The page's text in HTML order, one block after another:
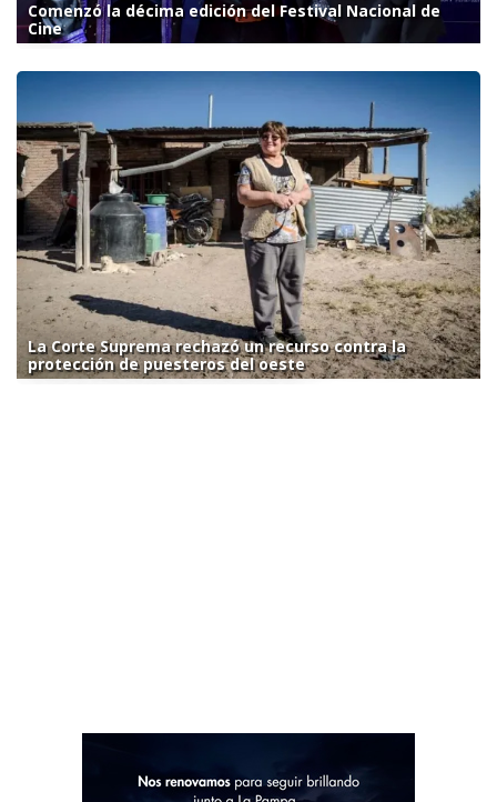
Comenzó la décima edición del Festival Nacional de
Cine
La Corte Suprema rechazó un recurso contra la
protección de puesteros del oeste